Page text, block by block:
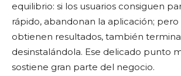
equilibrio: si los usuarios consiguen
rápido, abandonan la aplicación; pero
obtienen resultados, también
desinstalándola. Ese delicado punto
sostiene gran parte del negocio.